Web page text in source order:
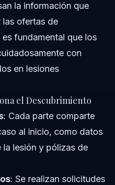
la información que
las ofertas de
fundamental que los
con
en lesiones
el Descubrimiento
: Cada parte comparte
al inicio, como datos
lesión y pólizas de
: Se realizan solicitudes